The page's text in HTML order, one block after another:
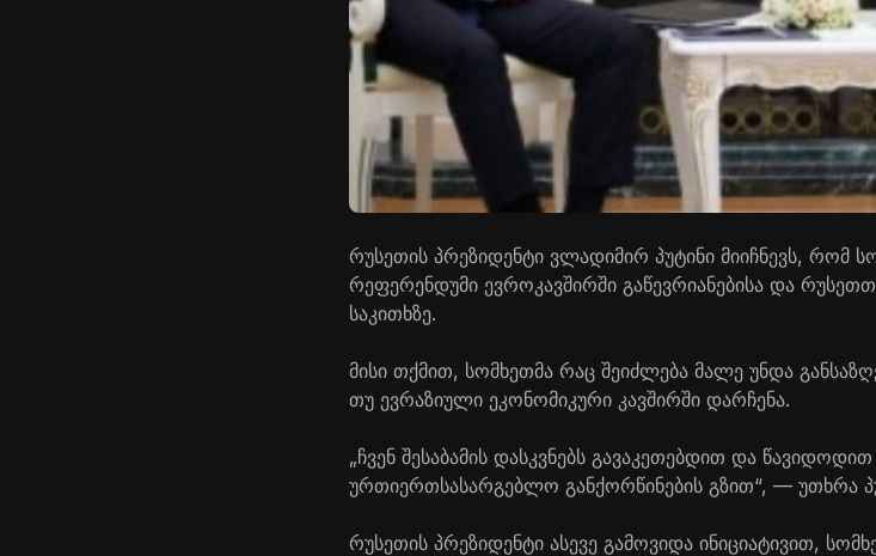
რუსეთის პრეზიდენტი ვლადიმირ პუტინი მიიჩნევს, რომ
რეფერენდუმი ევროკავშირში გაწევრიანებისა და
საკითხზე.
მისი თქმით, სომხეთმა რაც შეიძლება მალე უნდა
თუ ევრაზიული ეკონომიკური კავშირში დარჩენა.
„ჩვენ შესაბამის დასკვნებს გავაკეთებდით და
ურთიერთსასარგებლო განქორწინების გზით“, — უთხრა
რუსეთის პრეზიდენტი ასევე გამოვიდა ინიციატივით,